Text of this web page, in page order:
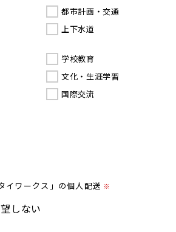
都市計画・交通
上下水道
学校教育
文化・生涯学習
国際交流
イワークス」の個人配送 ※
しない